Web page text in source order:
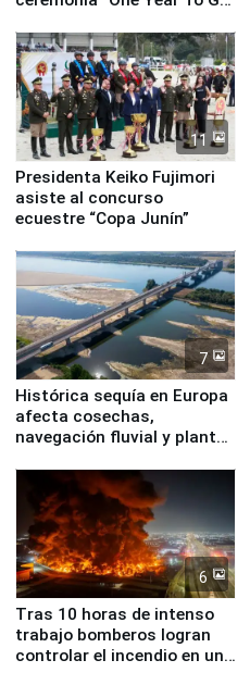
11
Presidenta Keiko Fujimori
asiste al concurso
ecuestre “Copa Junín”
7
Histórica sequía en Europa
afecta cosechas,
navegación fluvial y plantas
6
Tras 10 horas de intenso
trabajo bomberos logran
controlar el incendio en una